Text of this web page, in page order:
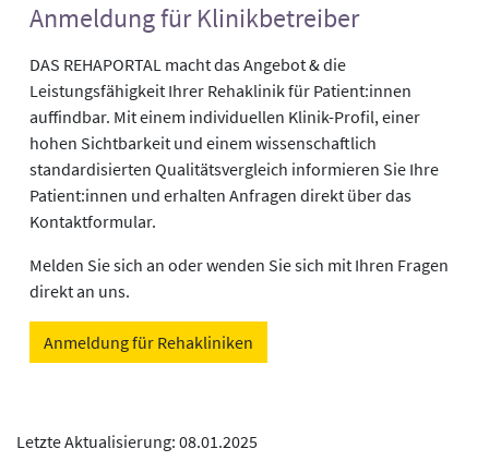
Anmeldung für Klinikbetreiber
DAS REHAPORTAL macht das Angebot & die
Leistungsfähigkeit Ihrer Rehaklinik für Patient:innen
auffindbar. Mit einem individuellen Klinik-Profil, einer
hohen Sichtbarkeit und einem wissenschaftlich
standardisierten Qualitätsvergleich informieren Sie Ihre
Patient:innen und erhalten Anfragen direkt über das
Kontaktformular.
Melden Sie sich an oder wenden Sie sich mit Ihren Fragen
direkt an uns.
Anmeldung für Rehakliniken
Letzte Aktualisierung: 08.01.2025